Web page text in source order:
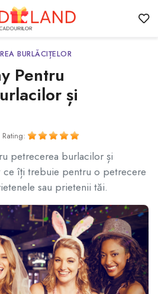
BURLĂCIȚELOR
Pentru
și
Rating:
petrecerea burlacilor și
îți trebuie pentru o petrecere
sau prietenii tăi.